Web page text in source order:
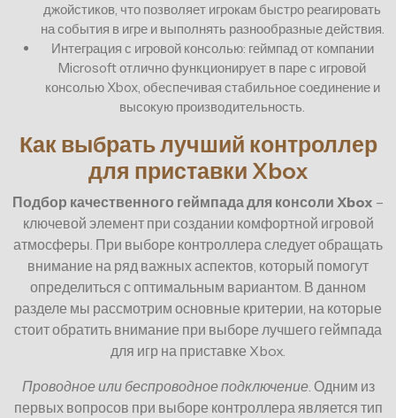
джойстиков, что позволяет игрокам быстро реагировать
на события в игре и выполнять разнообразные действия.
Интеграция с игровой консолью: геймпад от компании
Microsoft отлично функционирует в паре с игровой
консолью Xbox, обеспечивая стабильное соединение и
высокую производительность.
Как выбрать лучший контроллер
для приставки Xbox
Подбор качественного геймпада для консоли Xbox –
ключевой элемент при создании комфортной игровой
атмосферы. При выборе контроллера следует обращать
внимание на ряд важных аспектов, который помогут
определиться с оптимальным вариантом. В данном
разделе мы рассмотрим основные критерии, на которые
стоит обратить внимание при выборе лучшего геймпада
для игр на приставке Xbox.
Проводное или беспроводное подключение. Одним из
первых вопросов при выборе контроллера является тип